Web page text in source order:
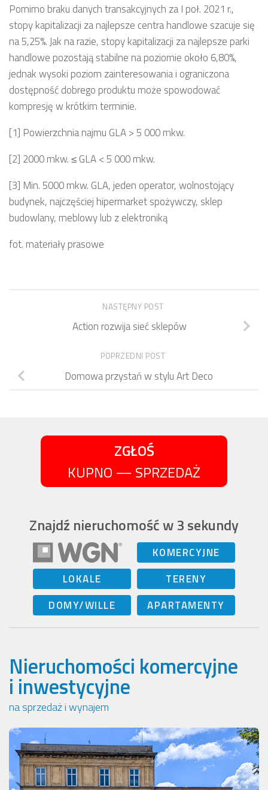
Pomimo braku danych transakcyjnych za I poł. 2021 r.,
stopy kapitalizacji za najlepsze centra handlowe szacuje się
na 5,25%. Jak na razie, stopy kapitalizacji za najlepsze parki
handlowe pozostają stabilne na poziomie około 6,80%,
jednak wysoki poziom zainteresowania i ograniczona
dostępność dobrego produktu może spowodować
kompresję w krótkim terminie.
[1] Powierzchnia najmu GLA > 5 000 mkw.
[2] 2000 mkw. ≤ GLA < 5 000 mkw.
[3] Min. 5000 mkw. GLA, jeden operator, wolnostojący
budynek, najczęściej hipermarket spożywczy, sklep
budowlany, meblowy lub z elektroniką
fot. materiały prasowe
NASTĘPNY POST
Action rozwija sieć sklepów
POPRZEDNI POST
Domowa przystań w stylu Art Deco
ZGŁOŚ
KUPNO — SPRZEDAŻ
Znajdź nieruchomość w 3 sekundy
KOMERCYJNE
LOKALE
TERENY
DOMY/WILLE
APARTAMENTY
Nieruchomości komercyjne
i inwestycyjne
na sprzedaż i wynajem